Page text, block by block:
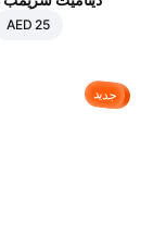
AED 25
جديد